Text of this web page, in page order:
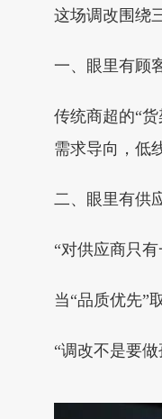
这场调改围绕
一、眼里有顾
传统商超的“
需求导向，低
二、眼里有供
“对供应商只
当“品质优先”
“调改不是要